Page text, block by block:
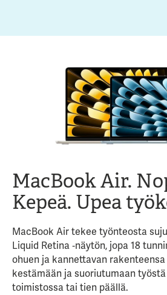
MacBook Air.
Kepeä. Upea
MacBook Air tekee työnteosta
Liquid Retina ‑näytön, jopa 18
ohuen ja kannettavan
kestämään ja suoriutumaan
toimistossa tai tien päällä.